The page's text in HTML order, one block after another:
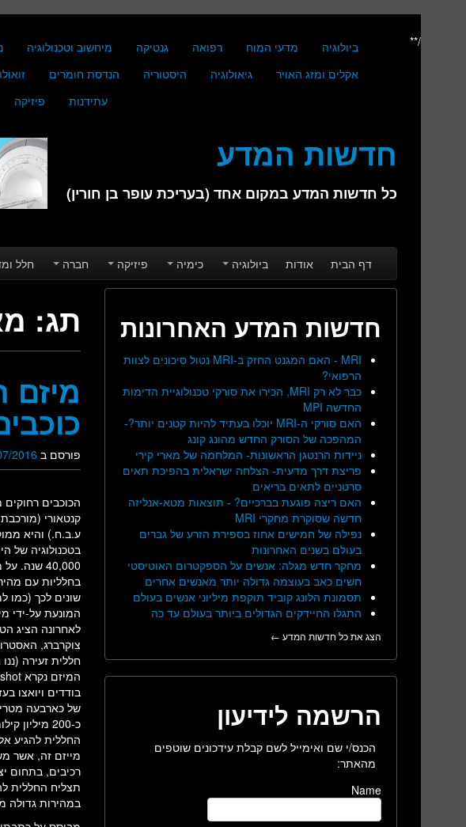
ביולוגיה מדעי המוח רפואה גנטיקה מיחשוב וטכנולוגיה
אקלים ומזג האויר
גיאולוגיה היסטוריה הנדסת חומרים
עתידנות
פיזיקה
חדשות המדע
כל חדשות המדע במקום אחד (בעריכת עופר בן חורין)
Main menu
דף הבית אודות ביולוגיה כימיה פיזיקה חברה חלל
תג:
מיזם
פורסם ב 2016
הכוכבים
קנטאורי
בטכנולוגיה של
40,000
בחלליות עם
שונים לכך
המונעת על-ידי
לאחרונה הציג
חללית זעירה
בודדים ויואצו
של כארבעה
החללית להגיע אל
מייזם זה, אשר
רכיבים, בתחום
תצליח החללית
במהירות גדולה
חדשות המדע האחרונות
MRI - האם המגנט החזק ב-MRI נטול סיכונים לצוות
הרפואי?
כבר לא רק MRI, הכירו את סורקי טכנולוגיית הדימות
החדשה MPI
האם סורקי ה-MRI יוכלו בעתיד להיות קטנים יותר?-
המהפכה של הסורק החדש מהונג קונג
ניידות הרנטגן הראשונות- המלחמה של מארי קירי
פריצת דרך מדעית- הצלחה ישראלית בהפיכת תאים
סרטניים לתאים בריאים
האם ריצה פוגעת בברכיים? - תוצאות מטא-אנליזה
חדשה שסוקרת מחקרי MRI
נפילה של חמישים אחוז בספירת הזרע של גברים
בעולם בשנים האחרונות
מחקר חדש מגלה: אנשים על הספקטרום האוטיסטי
חשים כאב בעוצמה גדולה יותר מאנשים אחרים
תסמונת הלונג קוביד תוקפת מיליוני אנשים בעולם
התגלו החיידקים הגדולים ביותר בעולם עד כה
הצג את כל חדשות המדע ←
הרשמה לידיעון
הכנס/י שם ואימייל לשם קבלת עידכונים שוטפים
מהאתר:
Name
/**